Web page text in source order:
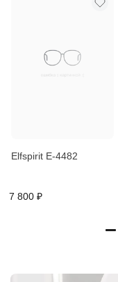
Elfspirit E-4482
7 800 ₽